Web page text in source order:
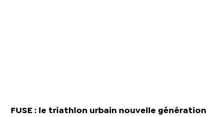
FUSE : le triathlon urbain nouvelle génération